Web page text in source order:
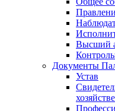
Высший
Документы
Устав